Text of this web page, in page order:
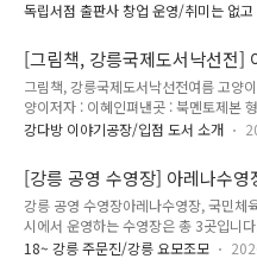
결국 메마른 땅이 됩니다. 그래서 태풍
한 강릉 지역 5개 책방에서는 현재 강릉
하고 ..
가 생각나면 편의점으로, 휘핑크림이 올
때문에 무한 회전할 수 있다는 회전교
는 차가 수두룩합니다. 회전차량 우선
고 클락션을 눌러줍니다. 강릉역육거리
351강릉 시내를 거쳐 강릉시청을 지납
강릉 사람들은 시청이 보이면 강릉에 왔
독립서점 출판사 창업 운영/취미는 없
[그림책, 강릉국제도서낙선전]
인
그림책, 강릉국제도서낙선전여름 고양
양이저자 : 이혜인펴낸곳 : 북멘토제본
쪽수 : 52쪽크기 : 228x242mm가격 :
타그램
https://www.instagram.com/
24에서 구매하기https://
고양이 | 이혜인 | 북멘토 - 예스24바닷
길고양이는 더운 여름이 싫어요. 그래서
강다방 이야기공장/입점 도서 소개
[강릉 공영 수영장] 아레나수영
북부수영장
강릉 공영 수영장아레나수영장, 국민체
시에서 운영하는 수영장은 총 3곳입니
규모가 크고(50m 8레인) 이른 새벽부터
18~ 강릉 주문진/강릉 요모조모